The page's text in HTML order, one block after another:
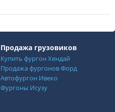
Продажа грузовиков
Купить фургон Хендай
Продажа фургонов Форд
Автофургон Ивеко
Фургоны Исузу